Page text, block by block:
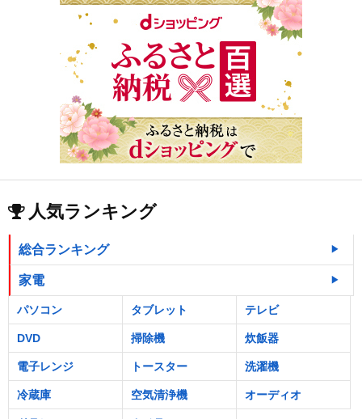
人気ランキング
総合ランキング
家電
パソコン タブレット テレビ
DVD 掃除機 炊飯器
電子レンジ トースター 洗濯機
冷蔵庫 空気清浄機 オーディオ